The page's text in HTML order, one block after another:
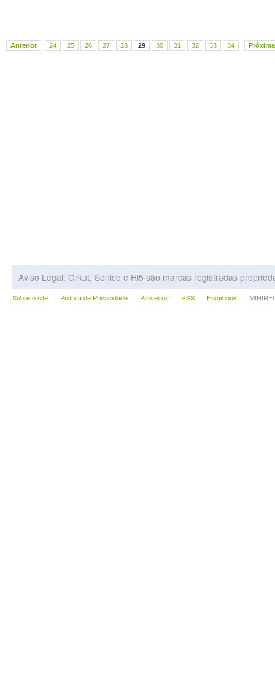
Anterior 24 25 26 27 28 29 30 31 32 33 34 Próxima
Aviso Legal: Orkut, Sonico e Hi5 são marcas registradas
Sobre o site Política de Privacidade Parceiros RSS Facebook